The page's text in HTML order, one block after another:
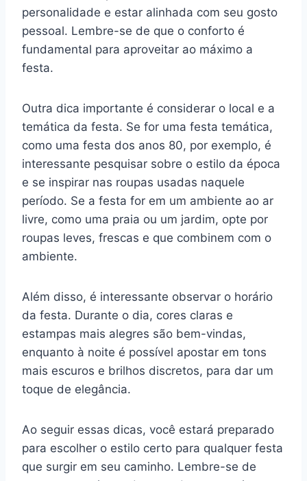
personalidade e estar alinhada com seu gosto
pessoal. Lembre-se de que o conforto é
fundamental para aproveitar ao máximo a
festa.
Outra dica importante é considerar o local e a
temática da festa. Se for uma festa temática,
como uma festa dos anos 80, por exemplo, é
interessante pesquisar sobre o estilo da época
e se inspirar nas roupas usadas naquele
período. Se a festa for em um ambiente ao ar
livre, como uma praia ou um jardim, opte por
roupas leves, frescas e que combinem com o
ambiente.
Além disso, é interessante observar o horário
da festa. Durante o dia, cores claras e
estampas mais alegres são bem-vindas,
enquanto à noite é possível apostar em tons
mais escuros e brilhos discretos, para dar um
toque de elegância.
Ao seguir essas dicas, você estará preparado
para escolher o estilo certo para qualquer festa
que surgir em seu caminho. Lembre-se de